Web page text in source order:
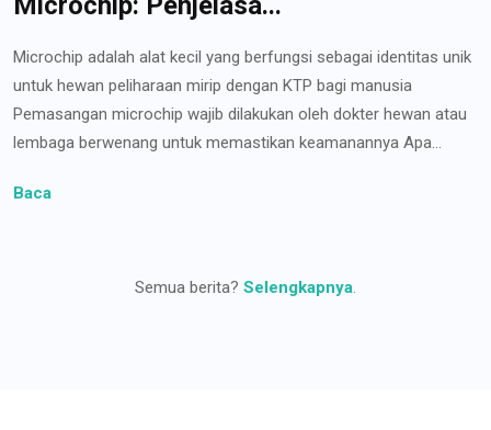
Microchip adalah alat kecil yang berfungsi sebagai identitas unik
untuk hewan peliharaan mirip dengan KTP bagi manusia
Pemasangan microchip wajib dilakukan oleh dokter hewan atau
lembaga berwenang untuk memastikan keamanannya Apa...
Baca
Semua berita? Selengkapnya